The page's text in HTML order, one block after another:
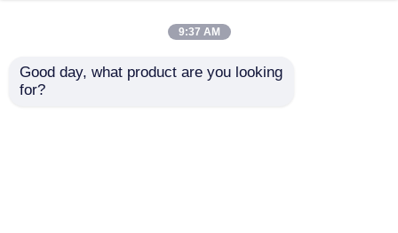
9:37 AM
Good day, what product are you looking
for?